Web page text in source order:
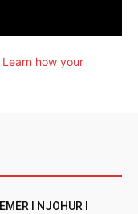
Learn how your
I NJOHUR I